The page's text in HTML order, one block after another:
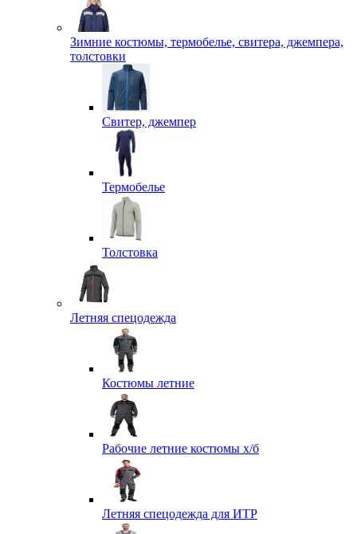
Зимние костюмы, термобелье, свитера, джемпера,
толстовки
Свитер, джемпер
Термобелье
Толстовка
Летняя спецодежда
Костюмы летние
Рабочие летние костюмы х/б
Летняя спецодежда для ИТР